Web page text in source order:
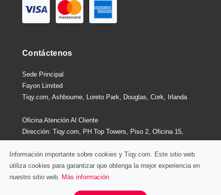
Contáctenos
Sede Principal
Fayon Limited
Tiqy.com, Ashbourne, Loreto Park, Douglas, Cork, Irlanda
Oficina Atención Al Cliente
Dirección: Tiqy.com, PH Top Towers, Piso 2, Oficina 15,
Costa Del Este, Ciudad De Panamá, Panamá
Política De Privacidad / Términos y Condiciones
Información importante sobre cookies y Tiqy.com. Este sitio web
utiliza cookies para garantizar que obtenga la mejor experiencia en
nuestro sitio web. Más información
Chat / Correo / Llamar